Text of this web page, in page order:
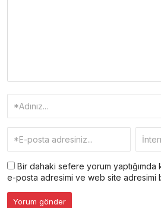
Bir dahaki sefere yorum yaptığımda
e-posta adresimi ve web site adresimi